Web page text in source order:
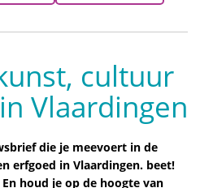
cultuur
Vlaardingen
die je meevoert in de
erfgoed in Vlaardingen. beet!
houd je op de hoogte van